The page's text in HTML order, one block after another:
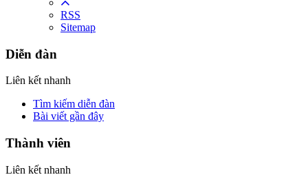
RSS
Sitemap
Diễn đàn
Liên kết nhanh
Tìm kiếm diễn đàn
Bài viết gần đây
Thành viên
Liên kết nhanh